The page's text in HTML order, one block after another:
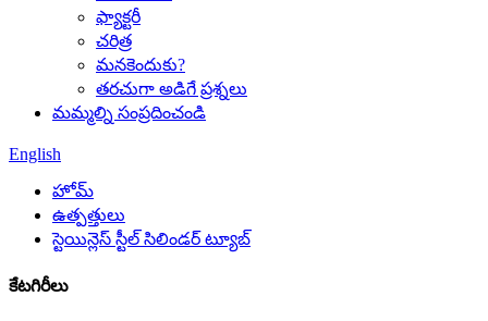
ఫ్యాక్టరీ
చరిత్ర
మనకెందుకు?
తరచుగా అడిగే ప్రశ్నలు
మమ్మల్ని సంప్రదించండి
English
హోమ్
ఉత్పత్తులు
స్టెయిన్లెస్ స్టీల్ సిలిండర్ ట్యూబ్
కేటగిరీలు